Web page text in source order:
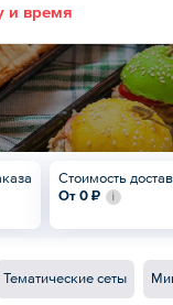
и время
Стоимость
От 0 ₽
Тематические сеты